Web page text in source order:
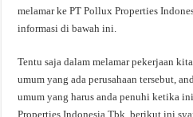
melamar ke PT Pollux Properties
informasi di bawah ini.
Tentu saja dalam melamar pekerjaan
umum yang ada perusahaan tersebut,
umum yang harus anda penuhi ketika
Properties Indonesia Tbk, berikut ini